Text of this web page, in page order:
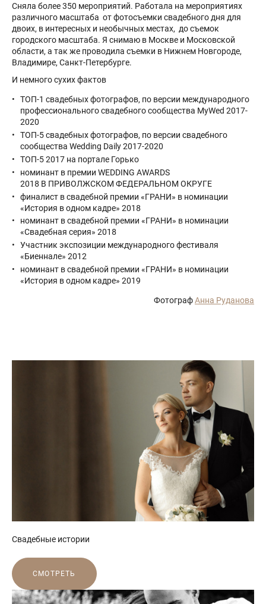
Сняла более 350 мероприятий. Работала на мероприятиях
различного масштаба от фотосъемки свадебного дня для
двоих, в интересных и необычных местах, до съемок
городского масштаба. Я снимаю в Москве и Московской
области, а так же проводила съемки в Нижнем Новгороде,
Владимире, Санкт-Петербурге.
И немного сухих фактов
ТОП-1 свадебных фотографов, по версии международного
профессионального свадебного сообщества MyWed 2017-
2020⠀
ТОП-5 свадебных фотографов, по версии свадебного
сообщества Wedding Daily 2017-2020
ТОП-5 2017 на портале Горько
​номинант в премии WEDDING AWARDS
2018 В ПРИВОЛЖСКОМ ФЕДЕРАЛЬНОМ ОКРУГЕ
финалист в свадебной премии «ГРАНИ» в номинации
«История в одном кадре» 2018
номинант в свадебной премии «ГРАНИ» в номинации
«Свадебная серия» 2018
​Участник экспозиции международного фестиваля
«Биеннале» 2012
номинант в свадебной премии «ГРАНИ» в номинации
«История в одном кадре» 2019
ФотографАнна Руданова
Свадебные истории
СМОТРЕТЬ